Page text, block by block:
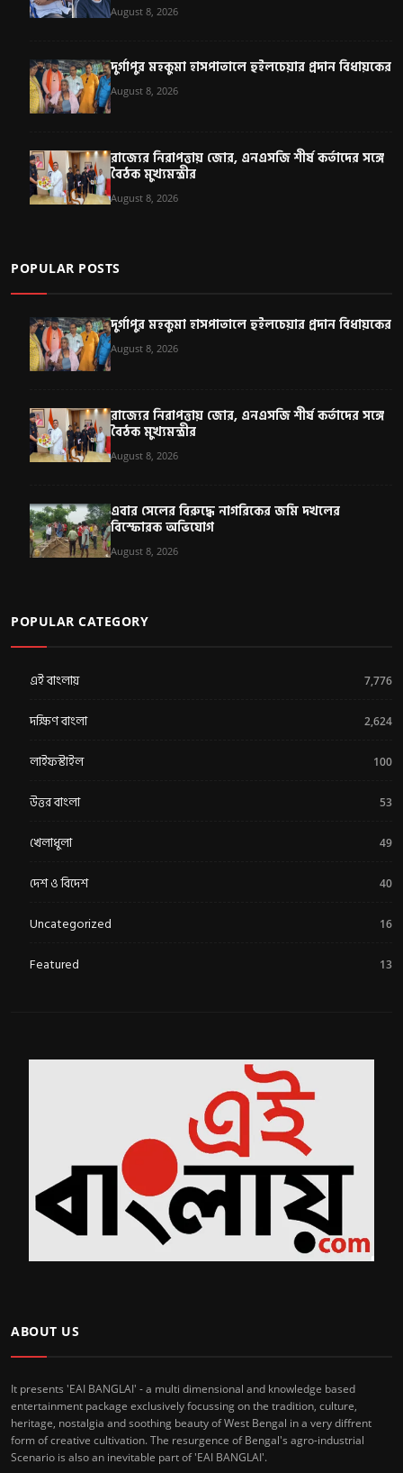
August 8, 2026
দুর্গাপুর মহকুমা হাসপাতালে হুইলচেয়ার প্রদান বিধায়কের
August 8, 2026
রাজ্যের নিরাপত্তায় জোর, এনএসজি শীর্ষ কর্তাদের সঙ্গে
বৈঠক মুখ্যমন্ত্রীর
August 8, 2026
POPULAR POSTS
দুর্গাপুর মহকুমা হাসপাতালে হুইলচেয়ার প্রদান বিধায়কের
August 8, 2026
রাজ্যের নিরাপত্তায় জোর, এনএসজি শীর্ষ কর্তাদের সঙ্গে
বৈঠক মুখ্যমন্ত্রীর
August 8, 2026
এবার সেলের বিরুদ্ধে নাগরিকের জমি দখলের
বিস্ফোরক অভিযোগ
August 8, 2026
POPULAR CATEGORY
এই বাংলায় 7,776
দক্ষিণ বাংলা 2,624
লাইফস্টাইল 100
উত্তর বাংলা 53
খেলাধুলা 49
দেশ ও বিদেশ 40
Uncategorized 16
Featured 13
ABOUT US
It presents 'EAI BANGLAI' - a multi dimensional and knowledge based
entertainment package exclusively focussing on the tradition, culture,
heritage, nostalgia and soothing beauty of West Bengal in a very diffrent
form of creative cultivation. The resurgence of Bengal's agro-industrial
Scenario is also an inevitable part of 'EAI BANGLAI'.